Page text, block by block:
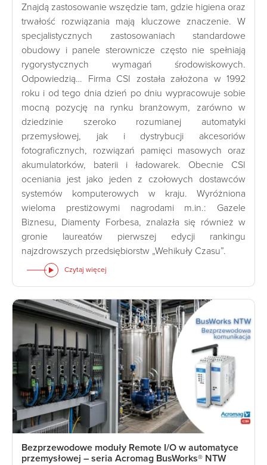
Znajdą zastosowanie wszędzie tam, gdzie higiena oraz
trwałość rozwiązania mają kluczowe znaczenie. W
specjalistycznych zastosowaniach standardowe
obudowy i panele sterownicze często nie spełniają
rygorystycznych wymagań środowiskowych.
Odpowiedzią… Firma CSI została założona w 1992
roku i od tego dnia dzień po dniu wypracowuje sobie
mocną pozycję na rynku branżowym, zarówno w
dziedzinie szeroko rozumianej automatyki
przemysłowej, jak i dystrybucji akcesoriów
fotograficznych, rozwiązań pamięci masowych oraz
akumulatorków, baterii i ładowarek. Obecnie CSI
oceniania jest jako jeden z czołowych dostawców
systemów komputerowych w kraju. Wyróżniona
wieloma prestiżowymi nagrodami m.in.: Gazele
Biznesu, Diamenty Forbesa, znalazła się również w
gronie laureatów pierwszej edycji rankingu
najzdrowszych przedsiębiorstw „Wehikuły Czasu”.
Czytaj więcej
Bezprzewodowe moduły Remote I/O w automatyce
przemysłowej – seria Acromag BusWorks® NTW